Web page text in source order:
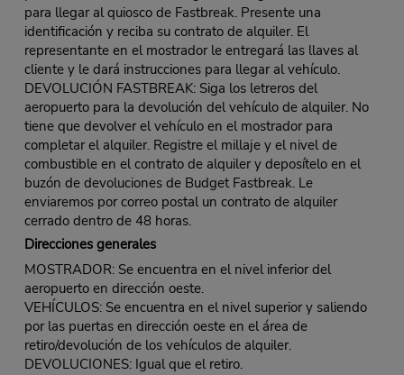
para llegar al quiosco de Fastbreak. Presente una
identificación y reciba su contrato de alquiler. El
representante en el mostrador le entregará las llaves al
cliente y le dará instrucciones para llegar al vehículo.
DEVOLUCIÓN FASTBREAK: Siga los letreros del
aeropuerto para la devolución del vehículo de alquiler. No
tiene que devolver el vehículo en el mostrador para
completar el alquiler. Registre el millaje y el nivel de
combustible en el contrato de alquiler y deposítelo en el
buzón de devoluciones de Budget Fastbreak. Le
enviaremos por correo postal un contrato de alquiler
cerrado dentro de 48 horas.
Direcciones generales
MOSTRADOR: Se encuentra en el nivel inferior del
aeropuerto en dirección oeste.
VEHÍCULOS: Se encuentra en el nivel superior y saliendo
por las puertas en dirección oeste en el área de
retiro/devolución de los vehículos de alquiler.
DEVOLUCIONES: Igual que el retiro.